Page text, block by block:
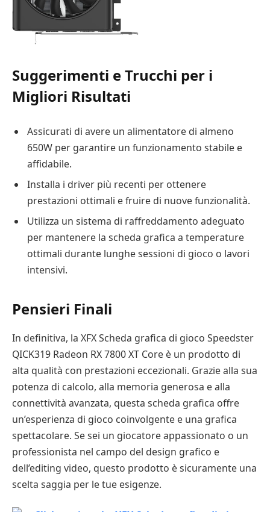
Suggerimenti e Trucchi per i
Migliori Risultati
Assicurati di avere un alimentatore di almeno
650W per garantire un funzionamento stabile e
affidabile.
Installa i driver più recenti per ottenere
prestazioni ottimali e fruire di nuove funzionalità.
Utilizza un sistema di raffreddamento adeguato
per mantenere la scheda grafica a temperature
ottimali durante lunghe sessioni di gioco o lavori
intensivi.
Pensieri Finali
In definitiva, la XFX Scheda grafica di gioco Speedster
QICK319 Radeon RX 7800 XT Core è un prodotto di
alta qualità con prestazioni eccezionali. Grazie alla sua
potenza di calcolo, alla memoria generosa e alla
connettività avanzata, questa scheda grafica offre
un’esperienza di gioco coinvolgente e una grafica
spettacolare. Se sei un giocatore appassionato o un
professionista nel campo del design grafico e
dell’editing video, questo prodotto è sicuramente una
scelta saggia per le tue esigenze.